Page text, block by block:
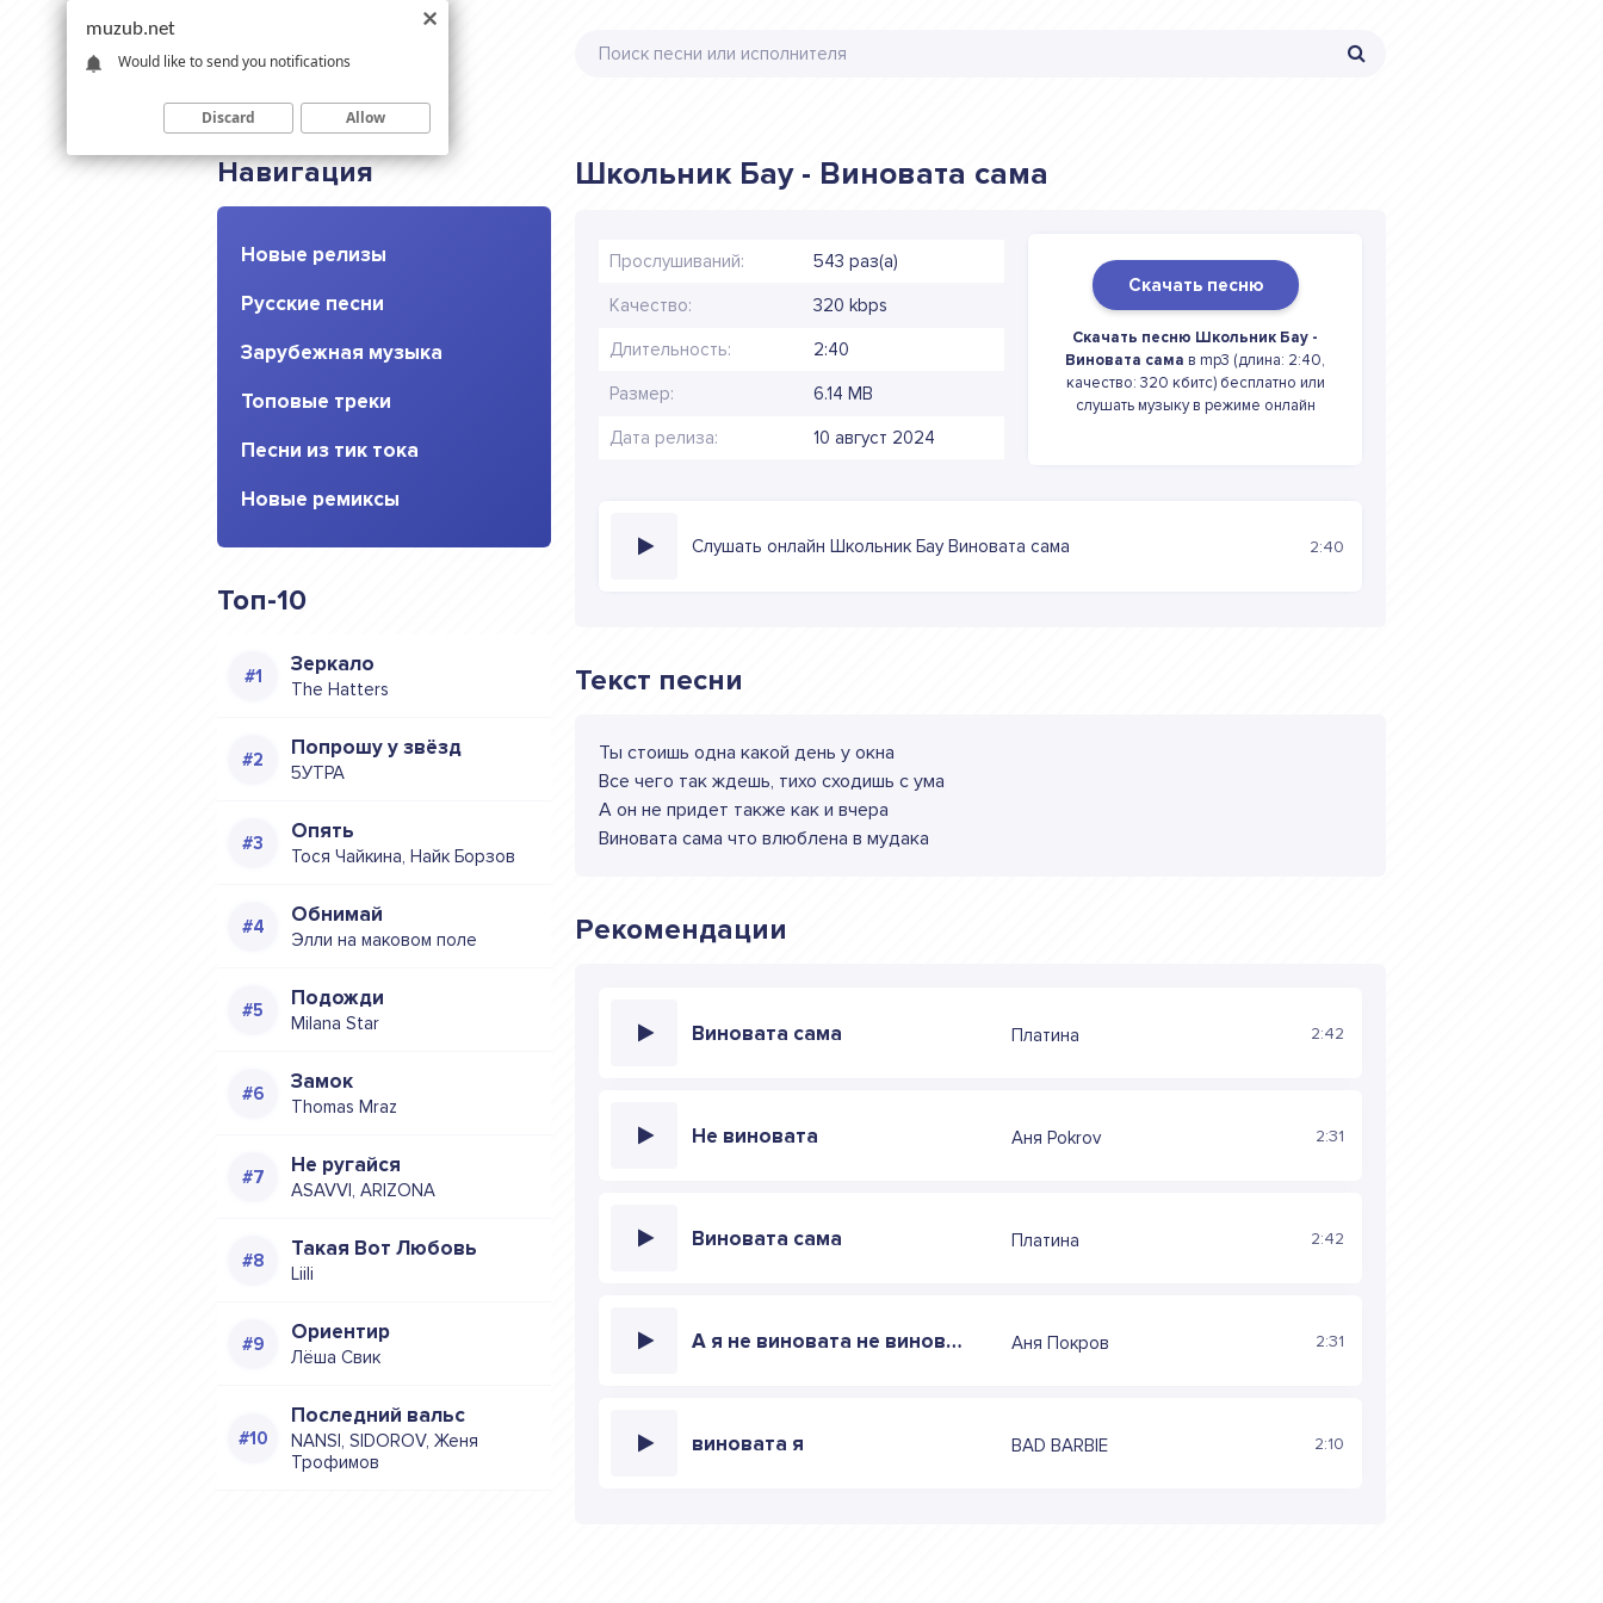
Навигация
Новые релизы
Русские песни
Зарубежная музыка
Топовые треки
Песни из тик тока
Новые ремиксы
Топ-10
Зеркало
The Hatters
Попрошу у звёзд
5УТРА
Опять
Тося Чайкина, Найк Борзов
Обнимай
Элли на маковом поле
Подожди
Milana Star
Замок
Thomas Mraz
Не ругайся
ASAVVI, ARIZONA
Такая Вот Любовь
Liili
Ориентир
Лёша Свик
Последний вальс
NANSI, SIDOROV, Женя
Трофимов
Школьник Бау - Виновата сама
Прослушиваний: 543 раз(а)
Качество: 320 kbps
Длительность: 2:40
Размер: 6.14 MB
Дата релиза: 10 август 2024
Скачать песню
Скачать песню Школьник Бау -
Виновата сама в mp3 (длина: 2:40,
качество: 320 кбитс) бесплатно или
слушать музыку в режиме онлайн
Слушать онлайн Школьник Бау Виновата сама 2:40
Текст песни
Ты стоишь одна какой день у окна
Все чего так ждешь, тихо сходишь с ума
А он не придет также как и вчера
Виновата сама что влюблена в мудака
Рекомендации
Виновата сама Платина 2:42
Не виновата Аня Pokrov 2:31
Виновата сама Платина 2:42
А я не виновата не виновата Аня Покров 2:31
виновата я BAD BARBIE 2:10
muzub.net
Would like to send you notifications
Discard Allow